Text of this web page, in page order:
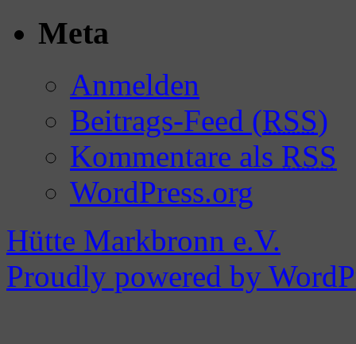
Meta
Anmelden
Beitrags-Feed (RSS)
Kommentare als RSS
WordPress.org
Hütte Markbronn e.V.
Proudly powered by